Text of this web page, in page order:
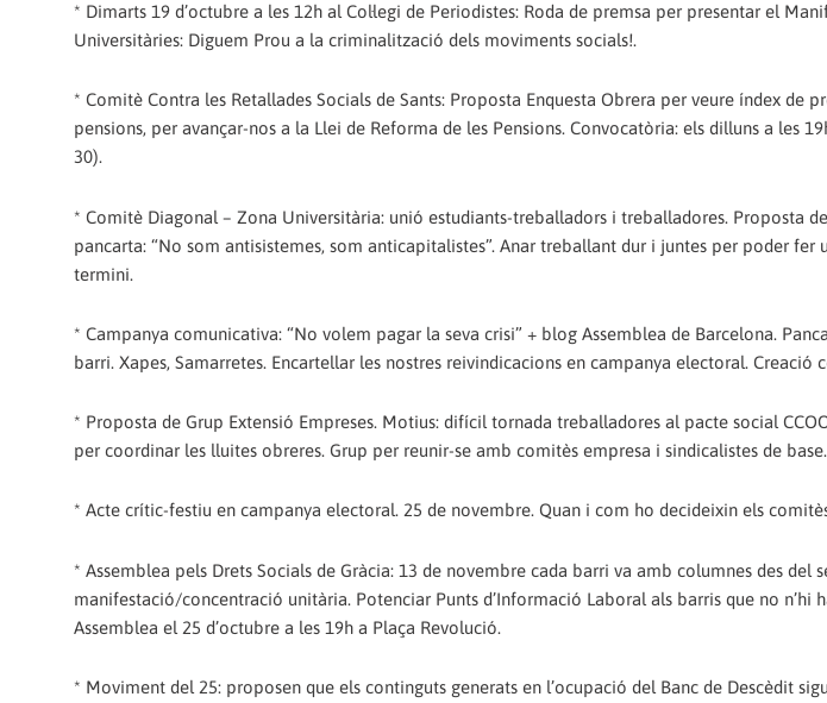
* Dimarts 19 d’octubre a les 12h al Col·legi de Periodistes: Roda de premsa per presentar el
Universitàries: Diguem Prou a la criminalització dels moviments socials!.
* Comitè Contra les Retallades Socials de Sants: Proposta Enquesta Obrera per veure índex de
pensions, per avançar-nos a la Llei de Reforma de les Pensions. Convocatòria: els dilluns a les
30).
* Comitè Diagonal – Zona Universitària: unió estudiants-treballadors i treballadores. Proposta
pancarta: “No som antisistemes, som anticapitalistes”. Anar treballant dur i juntes per poder fer
termini.
* Campanya comunicativa: “No volem pagar la seva crisi” + blog Assemblea de Barcelona.
barri. Xapes, Samarretes. Encartellar les nostres reivindicacions en campanya electoral.
* Proposta de Grup Extensió Empreses. Motius: difícil tornada treballadores al pacte social
per coordinar les lluites obreres. Grup per reunir-se amb comitès empresa i sindicalistes de base.
* Acte crític-festiu en campanya electoral. 25 de novembre. Quan i com ho decideixin els
* Assemblea pels Drets Socials de Gràcia: 13 de novembre cada barri va amb columnes des del
manifestació/concentració unitària. Potenciar Punts d’Informació Laboral als barris que no n’hi
Assemblea el 25 d’octubre a les 19h a Plaça Revolució.
* Moviment del 25: proposen que els continguts generats en l’ocupació del Banc de Descèdit